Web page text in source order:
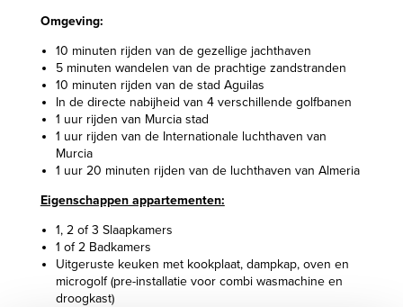
Omgeving:
10 minuten rijden van de gezellige jachthaven
5 minuten wandelen van de prachtige zandstranden
10 minuten rijden van de stad Aguilas
In de directe nabijheid van 4 verschillende golfbanen
1 uur rijden van Murcia stad
1 uur rijden van de Internationale luchthaven van
Murcia
1 uur 20 minuten rijden van de luchthaven van Almeria
Eigenschappen appartementen:
1, 2 of 3 Slaapkamers
1 of 2 Badkamers
Uitgeruste keuken met kookplaat, dampkap, oven en
microgolf (pre-installatie voor combi wasmachine en
droogkast)